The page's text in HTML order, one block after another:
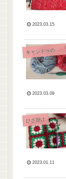
2023.03.15
ャンドゥの手芸糸
2023.03.09
ひざ掛け
2023.01.11